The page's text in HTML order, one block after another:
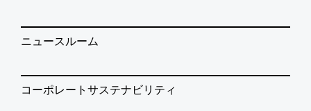
ニュースルーム
コーポレートサステナビリティ